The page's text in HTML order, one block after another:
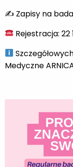
✍️ Zapisy na
Rejestracja: 22
Medyczne